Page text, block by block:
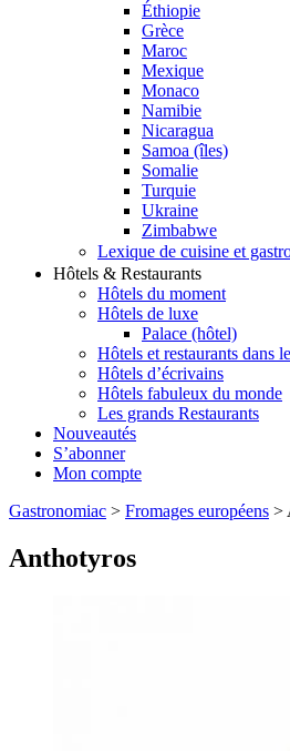
Éthiopie
Grèce
Maroc
Mexique
Monaco
Namibie
Nicaragua
Samoa (îles)
Somalie
Turquie
Ukraine
Zimbabwe
Lexique de cuisine et
Hôtels & Restaurants
Hôtels du moment
Hôtels de luxe
Palace (hôtel)
Hôtels et restaurants dans
Hôtels d’écrivains
Hôtels fabuleux du monde
Les grands Restaurants
Nouveautés
S’abonner
Mon compte
Gastronomiac > Fromages européens >
Anthotyros